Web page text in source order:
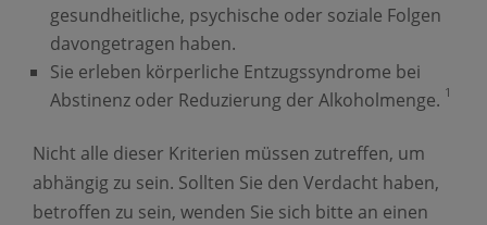
gesundheitliche, psychische oder soziale Folgen
davongetragen haben.
Sie erleben körperliche Entzugssyndrome bei
Abstinenz oder Reduzierung der Alkoholmenge. 1
Nicht alle dieser Kriterien müssen zutreffen, um
abhängig zu sein. Sollten Sie den Verdacht haben,
betroffen zu sein, wenden Sie sich bitte an einen